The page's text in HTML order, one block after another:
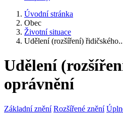
Úvodní stránka
Obec
Životní situace
Udělení (rozšíření)
Udělení
oprávnění
Základní znění Rozšířené znění